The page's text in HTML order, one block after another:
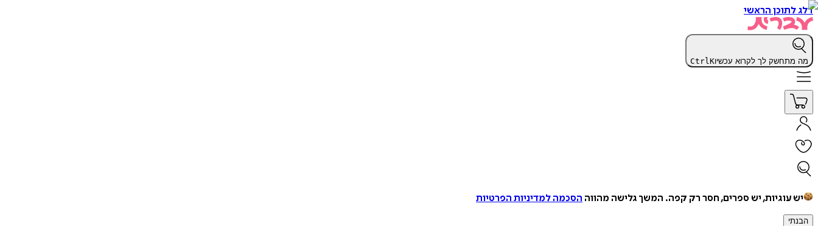
דלג לתוכן הראשי
מה מתחשק לך לקרוא עכשיו CtrlK
יש עוגיות, יש ספרים, חסר רק קפה. המשך גלישה מהווה הסכמה למדיניות הפרטיות
הבנתי